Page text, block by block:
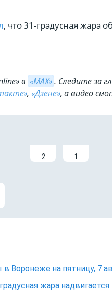
, что 31-градусная жара
в «МАХ». Cледите за
, «Дзене», а видео
2 1
в Воронеже на пятницу, 7
жара